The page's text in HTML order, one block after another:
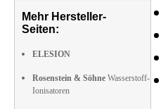
Mehr Hersteller-
Seiten:
ELESION
Rosenstein & Söhne Wasserstoff-
Ionisatoren